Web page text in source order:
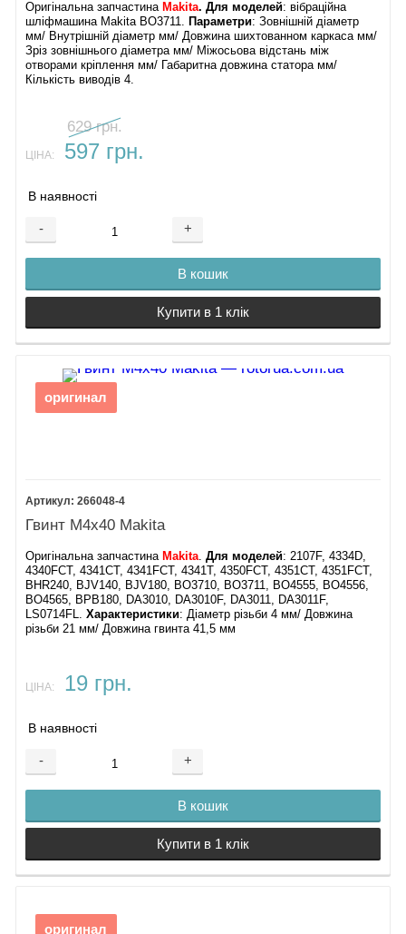
Оригінальна запчастина Makita. Для моделей: вібраційна
шліфмашина Makita BO3711. Параметри: Зовнішній діаметр
мм/ Внутрішній діаметр мм/ Довжина шихтованном каркаса мм/
Зріз зовнішнього діаметра мм/ Міжосьова відстань між
отворами кріплення мм/ Габаритна довжина статора мм/
Кількість виводів 4.
629 грн.
ЦІНА: 597 грн.
В наявності
- +
В кошик
Купити в 1 клік
оригинал
266048-4
Гвинт М4х40 Makita
Оригінальна запчастина Makita.Для моделей: 2107F, 4334D,
4340FCT, 4341CT, 4341FCT, 4341T, 4350FCT, 4351CT, 4351FCT,
BHR240, BJV140, BJV180, BO3710, BO3711, BO4555, BO4556,
BO4565, BPB180, DA3010, DA3010F, DA3011, DA3011F,
LS0714FL.Характеристики: Діаметр різьби 4 мм/ Довжина
різьби 21 мм/ Довжина гвинта 41,5 мм
ЦІНА: 19 грн.
В наявності
- +
В кошик
Купити в 1 клік
оригинал